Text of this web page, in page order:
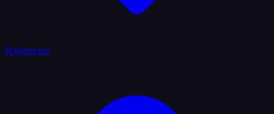
Избранное